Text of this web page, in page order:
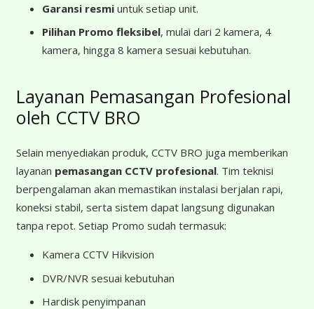
Garansi resmi untuk setiap unit.
Pilihan Promo fleksibel, mulai dari 2 kamera, 4
kamera, hingga 8 kamera sesuai kebutuhan.
Layanan Pemasangan Profesional
oleh CCTV BRO
Selain menyediakan produk, CCTV BRO juga memberikan
layanan pemasangan CCTV profesional. Tim teknisi
berpengalaman akan memastikan instalasi berjalan rapi,
koneksi stabil, serta sistem dapat langsung digunakan
tanpa repot. Setiap Promo sudah termasuk:
Kamera CCTV Hikvision
DVR/NVR sesuai kebutuhan
Hardisk penyimpanan